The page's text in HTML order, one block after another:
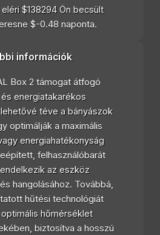
eléri $138294 Ön becsült
$-0.48 naponta.
információk
Box 2 támogat átfogó
energiatakarékos
téve a bányászok
optimálják a maximális
energiahatékonyság
felhasználóbarát
az eszköz
hangolásához. Továbbá,
hűtési technológiát
optimális hőmérséklet
biztosítva a hosszú